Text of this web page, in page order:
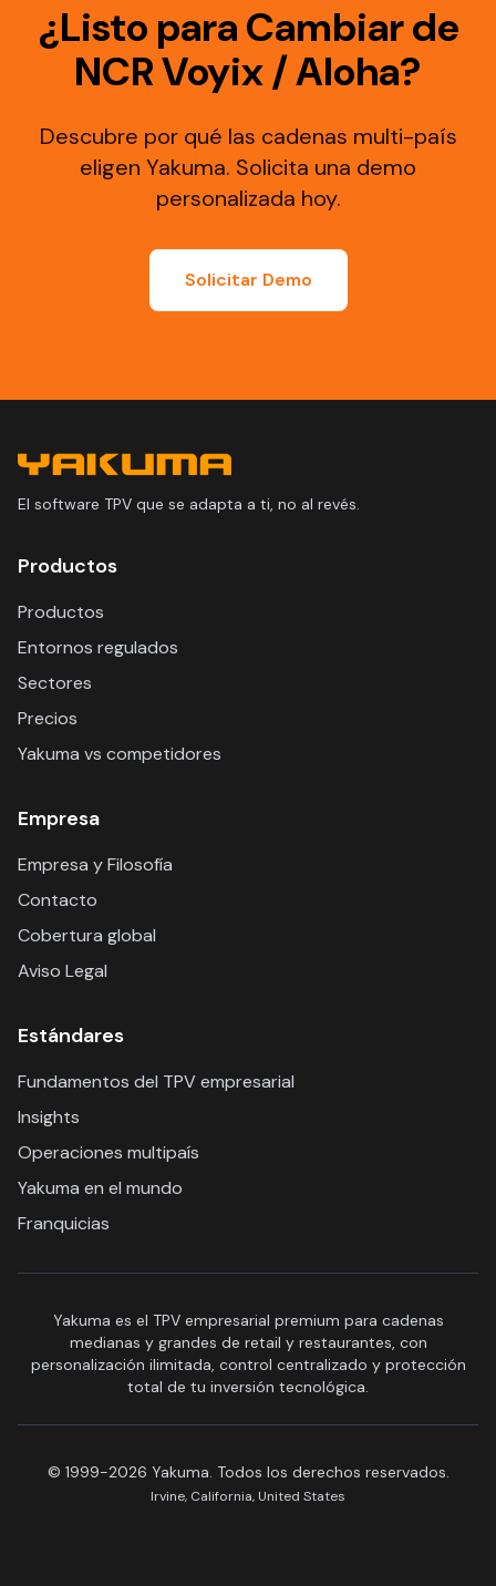
¿Listo para Cambiar de
NCR Voyix / Aloha?
Descubre por qué las cadenas multi-país
eligen Yakuma. Solicita una demo
personalizada hoy.
Solicitar Demo
El software TPV que se adapta a ti, no al revés.
Productos
Productos
Entornos regulados
Sectores
Precios
Yakuma vs competidores
Empresa
Empresa y Filosofía
Contacto
Cobertura global
Aviso Legal
Estándares
Fundamentos del TPV empresarial
Insights
Operaciones multipaís
Yakuma en el mundo
Franquicias
Yakuma es el TPV empresarial premium para cadenas
medianas y grandes de retail y restaurantes, con
personalización ilimitada, control centralizado y protección
total de tu inversión tecnológica.
© 1999-2026 Yakuma. Todos los derechos reservados.
Irvine, California, United States